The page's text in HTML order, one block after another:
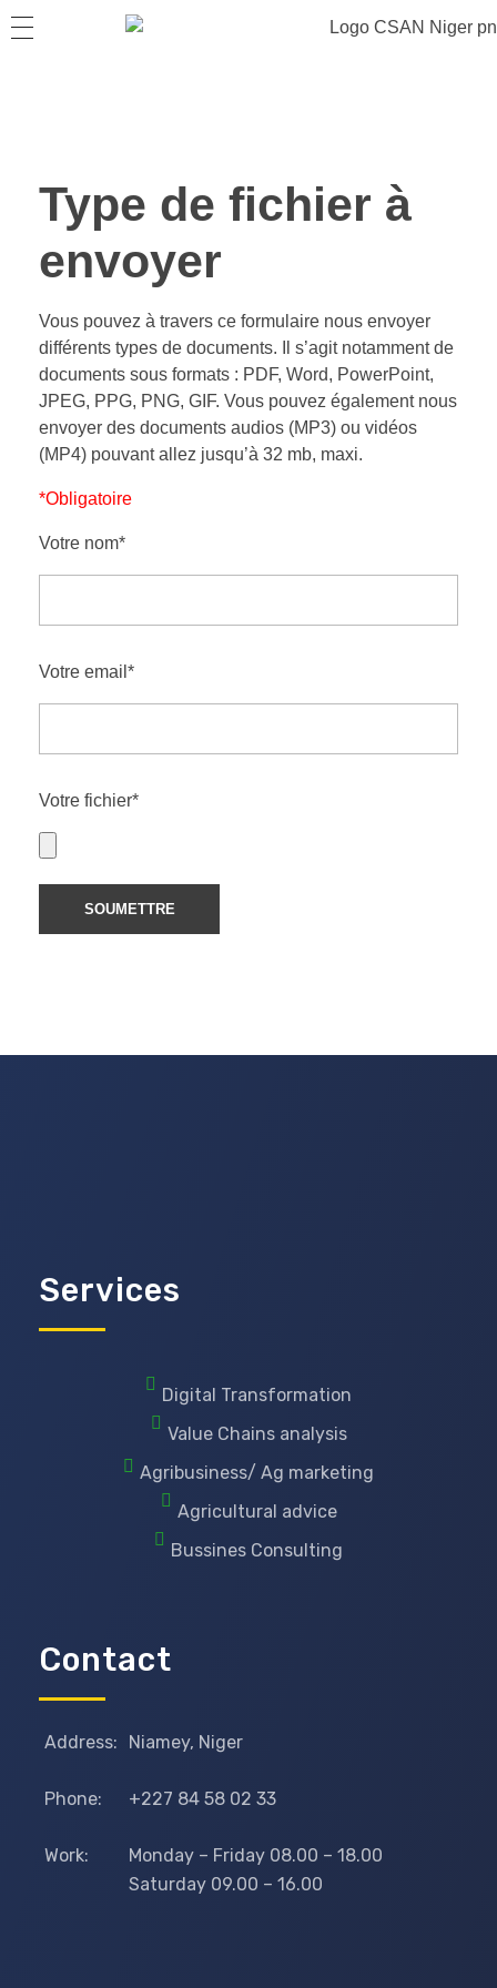
Type de fichier à
envoyer
Vous pouvez à travers ce formulaire nous envoyer
différents types de documents. Il s’agit notamment de
documents sous formats : PDF, Word, PowerPoint,
JPEG, PPG, PNG, GIF. Vous pouvez également nous
envoyer des documents audios (MP3) ou vidéos
(MP4) pouvant allez jusqu’à 32 mb, maxi.
*Obligatoire
Votre nom*
Votre email*
Votre fichier*
Services
Digital Transformation
Value Chains analysis
Agribusiness/ Ag marketing
Agricultural advice
Bussines Consulting
Contact
Address: Niamey, Niger
Phone: +227 84 58 02 33
Work:
Monday – Friday 08.00 – 18.00
Saturday 09.00 – 16.00